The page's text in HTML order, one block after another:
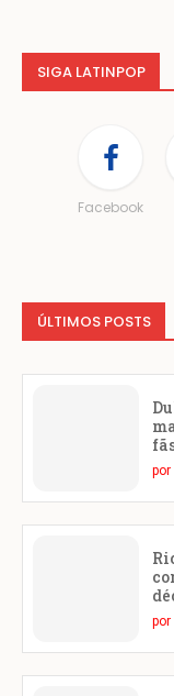
SIGA LATINPOP
Facebook
ÚLTIMOS POSTS
por
por